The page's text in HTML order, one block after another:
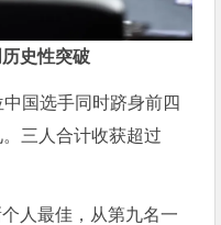
史性突破
中国选手同时跻身前四
三人合计收获超过
人最佳，从第九名一